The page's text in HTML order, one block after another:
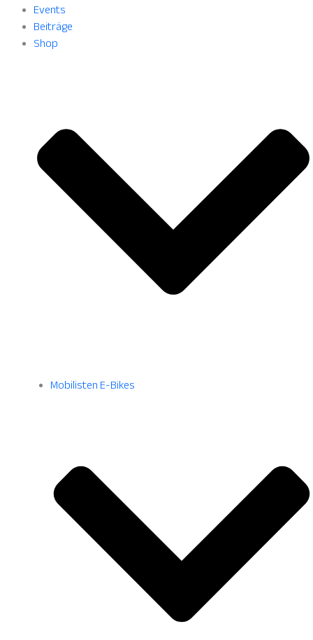
Events
Beiträge
Shop
Mobilisten E-Bikes